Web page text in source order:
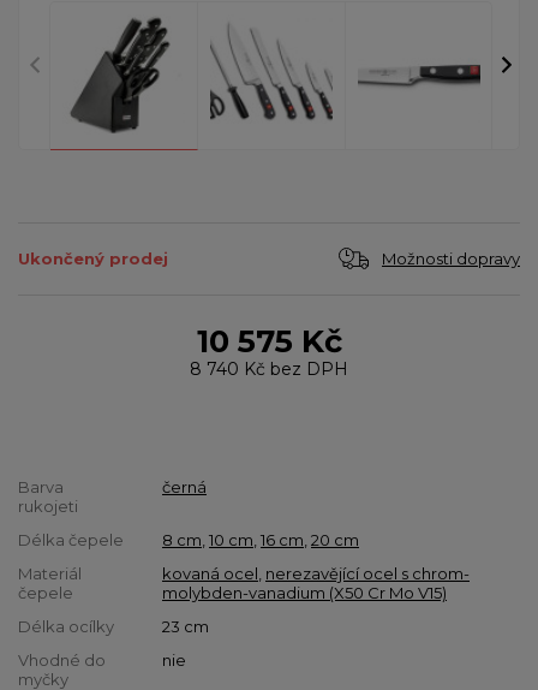
Ukončený prodej Možnosti dopravy
10 575 Kč
8 740 Kč bez DPH
Barva
rukojeti
černá
Délka čepele 8 cm 10 cm 16 cm 20 cm
Materiál
čepele
kovaná ocel nerezavějící ocel s chrom-
molybden-vanadium (X50 Cr Mo V15)
Délka ocílky
23 cm
Vhodné do
myčky
nie